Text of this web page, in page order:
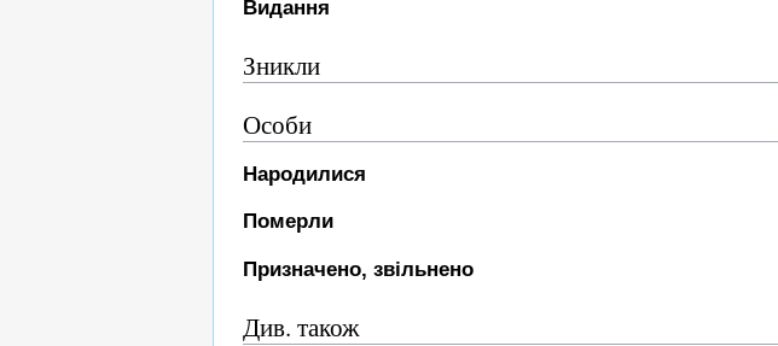
Видання
Зникли
Особи
Народилися
Померли
Призначено, звільнено
Див. також